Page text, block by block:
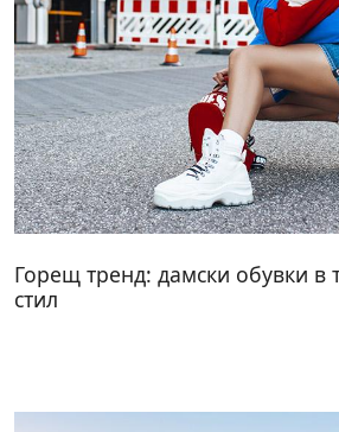
Горещ тренд: дамски обувки в
стил